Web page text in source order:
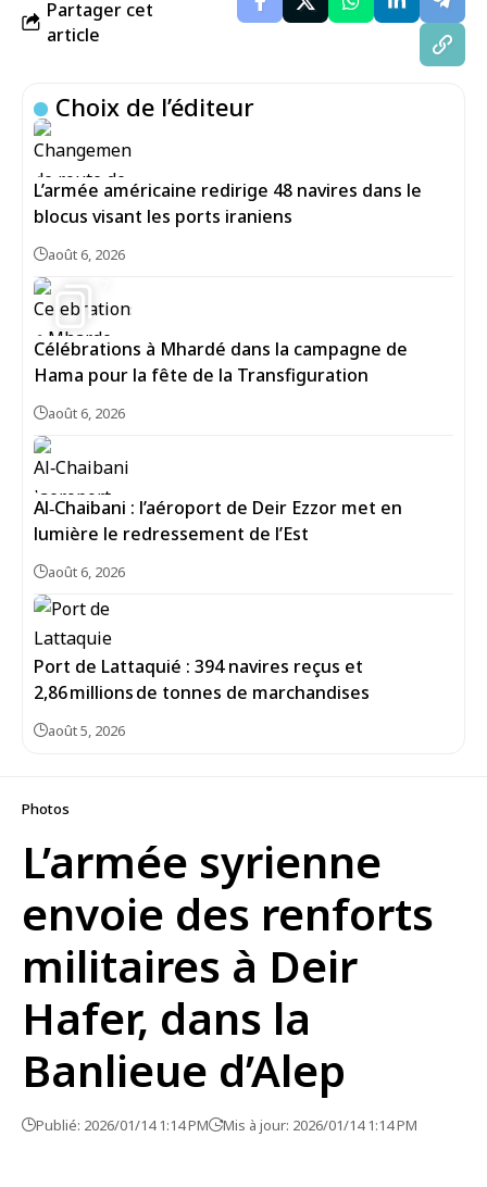
Partager cet
article
Choix de l’éditeur
L’armée américaine redirige 48 navires dans le
blocus visant les ports iraniens
août 6, 2026
Célébrations à Mhardé dans la campagne de
Hama pour la fête de la Transfiguration
août 6, 2026
Al‑Chaibani : l’aéroport de Deir Ezzor met en
lumière le redressement de l’Est
août 6, 2026
Port de Lattaquié : 394 navires reçus et
2,86 millions de tonnes de marchandises
août 5, 2026
Photos
L’armée syrienne
envoie des renforts
militaires à Deir
Hafer, dans la
Banlieue d’Alep
Publié: 2026/01/14 1:14 PM Mis à jour: 2026/01/14 1:14 PM